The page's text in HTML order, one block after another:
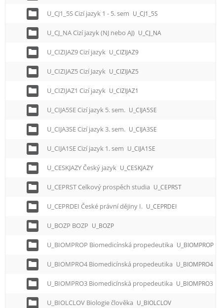
U_CJ1_5S Cizí jazyk 1 - 5. sem U_CJ1_5S
U_CJ_NA Cizí jazyk (NJ nebo AJ) U_CJ_NA
U_CIZIJAZ9 Cizí jazyk U_CIZIJAZ9
U_CIZIJAZ5 Cizí Jazyk U_CIZIJAZ5
U_CIZIJAZ1 Cizí jazyk U_CIZIJAZ1
U_CIJA5SE Cizí jazyk 5. sem. U_CIJA5SE
U_CIJA3SE Cizí jazyk 3. sem. U_CIJA3SE
U_CIJA1SE Cizí jazyk 1. sem U_CIJA1SE
U_CESKJAZY Český jazyk U_CESKJAZY
U_CEPRST Celkový prospěch studia U_CEPRST
U_CEPRDEI České právní dějiny I. U_CEPRDEI
U_BOZP BOZP U_BOZP
U_BIOMPROP Biomedicínská propedeutika U_BIOMPROP
U_BIOMPRO4 Biomedicínská propedeutika U_BIOMPRO4
U_BIOMPRO3 Biomedicínská propedeutika U_BIOMPRO3
U_BIOLCLOV Biologie člověka U_BIOLCLOV